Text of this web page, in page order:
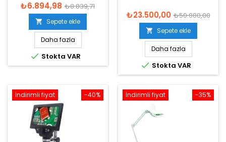
₺6.894,98 ₺8.839,71
 Sepete ekle
Daha fazla
 Stokta VAR
₺23.500,00 ₺50.000,00
 Sepete ekle
Daha fazla
 Stokta VAR
-40%
İndirimli fiyat -35%
İndirimli fiyat